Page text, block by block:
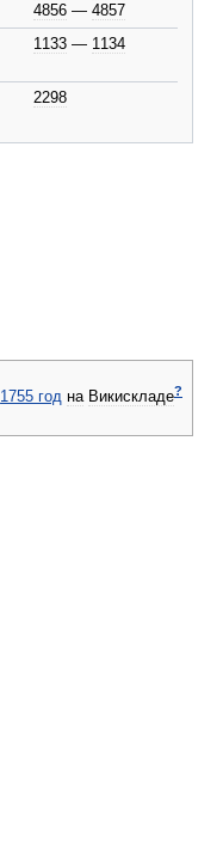
4856 —4857
1133 — 1134
2298
1755 год на Викискладе?